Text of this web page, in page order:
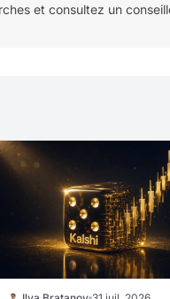
et consultez un